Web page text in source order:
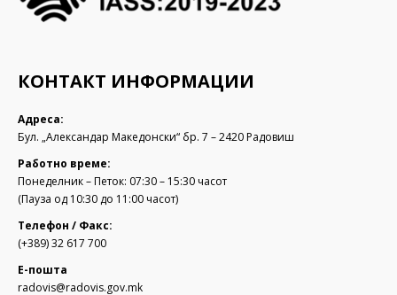
КОНТАКТ ИНФОРМАЦИИ
Адреса:
Бул. „Александар Македонски“ бр. 7 – 2420 Радовиш
Работно време:
Понеделник – Петок: 07:30 – 15:30 часот
(Пауза од 10:30 до 11:00 часот)
Телефон / Факс:
(+389) 32 617 700
Е-пошта
radovis@radovis.gov.mk